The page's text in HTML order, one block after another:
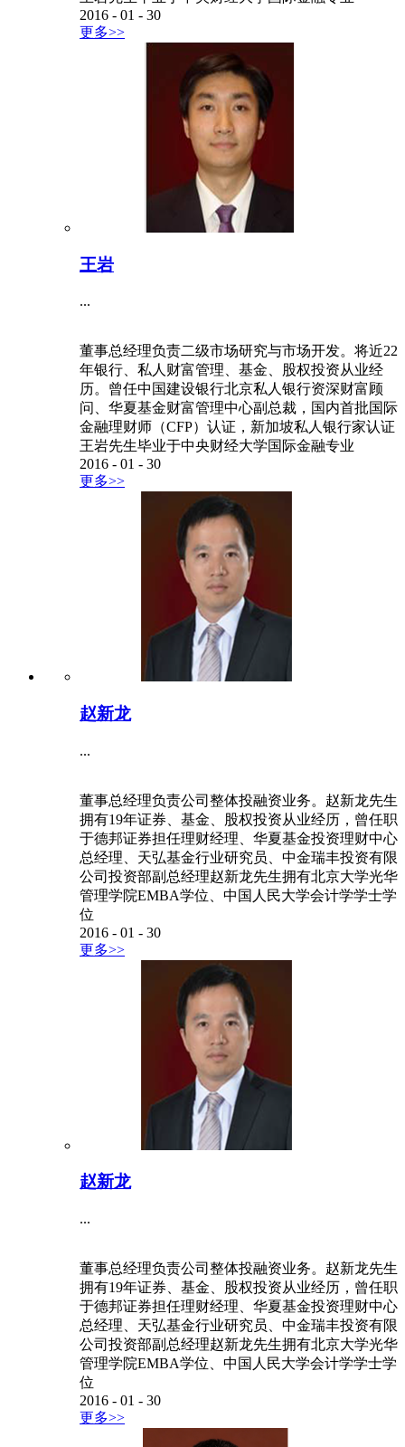
2016 - 01 - 30
更多>>
王岩
...
董事总经理负责二级市场研究与市场开发。将近22
年银行、私人财富管理、基金、股权投资从业经
历。曾任中国建设银行北京私人银行资深财富顾
问、华夏基金财富管理中心副总裁，国内首批国际
金融理财师（CFP）认证，新加坡私人银行家认证
王岩先生毕业于中央财经大学国际金融专业
2016 - 01 - 30
更多>>
赵新龙
...
董事总经理负责公司整体投融资业务。赵新龙先生
拥有19年证券、基金、股权投资从业经历，曾任职
于德邦证券担任理财经理、华夏基金投资理财中心
总经理、天弘基金行业研究员、中金瑞丰投资有限
公司投资部副总经理赵新龙先生拥有北京大学光华
管理学院EMBA学位、中国人民大学会计学学士学
位
2016 - 01 - 30
更多>>
赵新龙
...
董事总经理负责公司整体投融资业务。赵新龙先生
拥有19年证券、基金、股权投资从业经历，曾任职
于德邦证券担任理财经理、华夏基金投资理财中心
总经理、天弘基金行业研究员、中金瑞丰投资有限
公司投资部副总经理赵新龙先生拥有北京大学光华
管理学院EMBA学位、中国人民大学会计学学士学
位
2016 - 01 - 30
更多>>